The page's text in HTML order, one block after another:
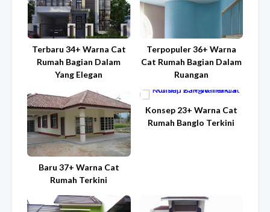
Terbaru 34+ Warna Cat
Rumah Bagian Dalam
Yang Elegan
Terpopuler 36+ Warna
Cat Rumah Bagian Dalam
Ruangan
Baru 37+ Warna Cat
Rumah Terkini
Konsep 23+ Warna Cat
Rumah Banglo Terkini